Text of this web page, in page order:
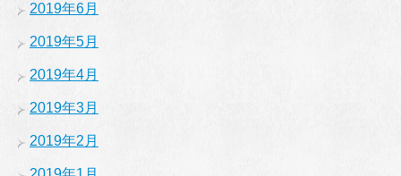
2019年6月
2019年5月
2019年4月
2019年3月
2019年2月